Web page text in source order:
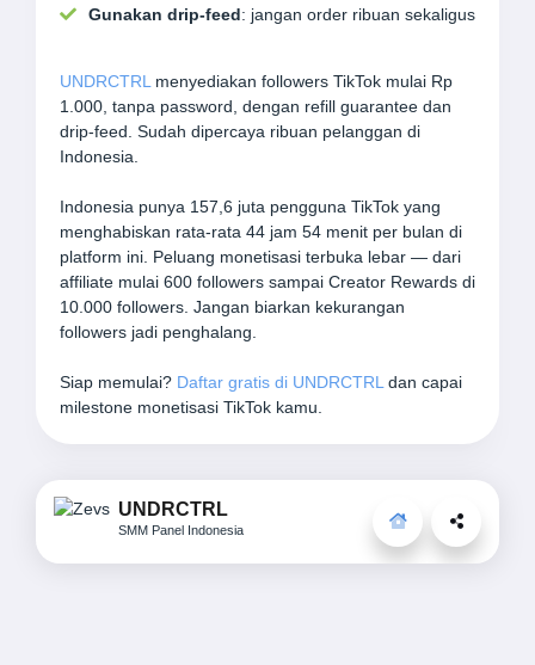
Gunakan drip-feed: jangan order ribuan sekaligus
UNDRCTRL menyediakan followers TikTok mulai Rp
1.000, tanpa password, dengan refill guarantee dan
drip-feed. Sudah dipercaya ribuan pelanggan di
Indonesia.
Indonesia punya 157,6 juta pengguna TikTok yang
menghabiskan rata-rata 44 jam 54 menit per bulan di
platform ini. Peluang monetisasi terbuka lebar — dari
affiliate mulai 600 followers sampai Creator Rewards di
10.000 followers. Jangan biarkan kekurangan
followers jadi penghalang.
Siap memulai? Daftar gratis di UNDRCTRL dan capai
milestone monetisasi TikTok kamu.
UNDRCTRL
SMM Panel Indonesia